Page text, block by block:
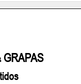
GRAPAS